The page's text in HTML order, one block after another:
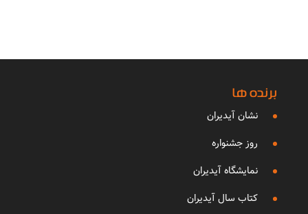
برنده ها
نشان آیدیران
روز جشنواره
نمایشگاه آیدیران
کتاب سال آیدیران